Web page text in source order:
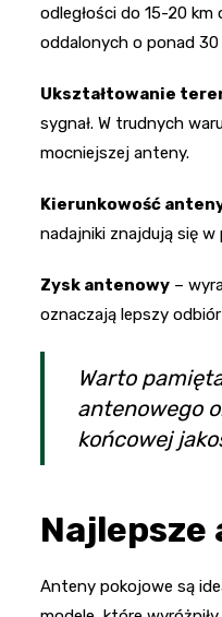
odległości do 15-20
oddalonych o ponad
Ukształtowanie
sygnał. W trudnych
mocniejszej anteny.
Kierunkowość
nadajniki znajdują się
Zysk antenowy –
oznaczają lepszy
Warto
antenowego
końcowej
Najlepsze
Anteny pokojowe są